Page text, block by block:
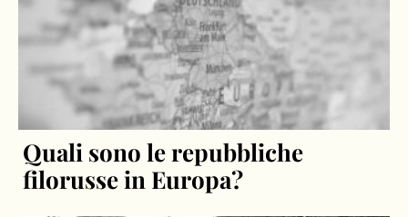
Quali sono le repubbliche
filorusse in Europa?